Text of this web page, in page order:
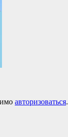
авторизоваться.